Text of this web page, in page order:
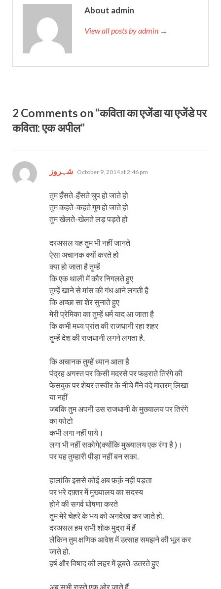
About admin
View all posts by admin →
2 Comments on “कविता का एजेंडा या एजेंडे पर
कविता: एक अपील”
شہروز says:
October 9, 2014 at 2:46 pm
तुम हँसते-हँसते चुप हो जाते हो
तुम कहते-कहते गुम हो जाते हो
तुम खेलते-खेलते लड़ पड़ते हो
दरअसल यह तुम भी नहीं जानते
ऐसा अचानक क्यों करते हो
क्या हो जाता है तुम्हें
कि एक थाली में कौर निगलते हुए
तुम्हें खाने से मांस की गंध आने लगती है
कि अच्छा सा शेर सुनाते हुए
मेरी प्रेमिका का तुम्हें धर्म याद आ जाता है
कि कभी मध्य प्रांत की राजधानी रहा शहर
तुम्हें देश की राजधानी लगने लगता है.
कि अचानक तुम्हें ध्यान आता है
पंद्रह अगस्त पर किसी मदरसे पर फहराते तिरंगे की
फेसबुक पर शेयर तस्वीर के नीचे मैंने वंदे मातरम् लिखा
या नहीं
जबकि तुम अपनी उस राजधानी के मुख्यालय पर तिरंगे
का फोटो
कभी लगा नहीं पाये।
लगा भी नहीं सकोगे(क्योंकि मुख्यालय एक रंगा है )।
पर यह तुम्हारी पीड़ा नहीं बन सका.
हालांकि इससे कोई अब फ़र्क़ नहीं पड़ता
पर भरे दफ़्तर में मुख्यालय का सदस्य
होने की सगर्व घोषणा करते
तुम मेरे चेहरे के भय को अनदेखा कर जाते हो.
दरअसल हम सभी शोक मुद्रा में हैं
लेकिन तुम क्षणिक आवेश में उत्साह समझने की भूल कर
जाते हो.
हर्ष और विषाद की लहर में डूबते-उतरते हुए
अब सभी रास्ते एक ओर जाते हैं